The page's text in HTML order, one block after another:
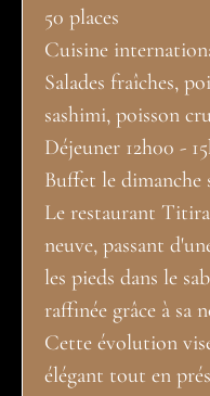
50 places
Cuisine
Salades fraîches,
sashimi, poisson
Déjeuner 12h00 -
Buffet le dimanche
Le restaurant
neuve, passant
les pieds dans le
raffinée grâce à sa
Cette évolution
élégant tout en